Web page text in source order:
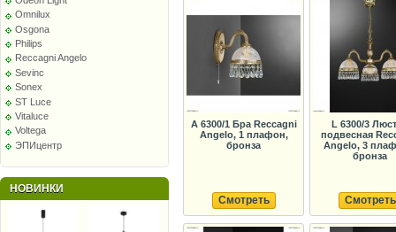
Omnilux
Osgona
Philips
Reccagni Angelo
Sevinc
Sonex
ST Luce
Vitaluce
Voltega
ЭПИцентр
НОВИНКИ
A 6300/1 Бра Reccagni
Angelo, 1 плафон,
бронза
Смотреть
L 6300/3
подвесная
Angelo, 3
бронза
Смотреть